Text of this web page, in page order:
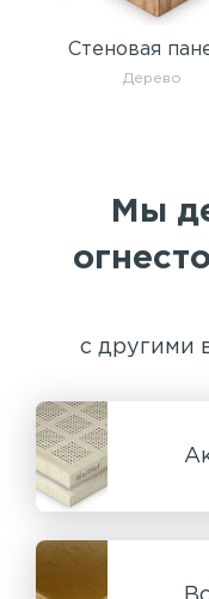
Стеновая
Дерево
Мы
с другими